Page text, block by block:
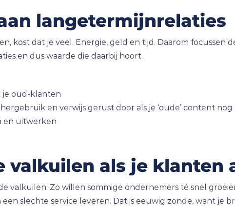
langetermijnrelaties
kost dat je veel. Energie, geld en tijd. Daarom focussen
en dus waarde die daarbij hoort.
je oud-klanten
en verwijs gerust door als je ‘oude’ content
en uitwerken
valkuilen als je klanten
valkuilen. Zo willen sommige ondernemers té snel
slechte service leveren. Dat is eeuwig zonde, want je